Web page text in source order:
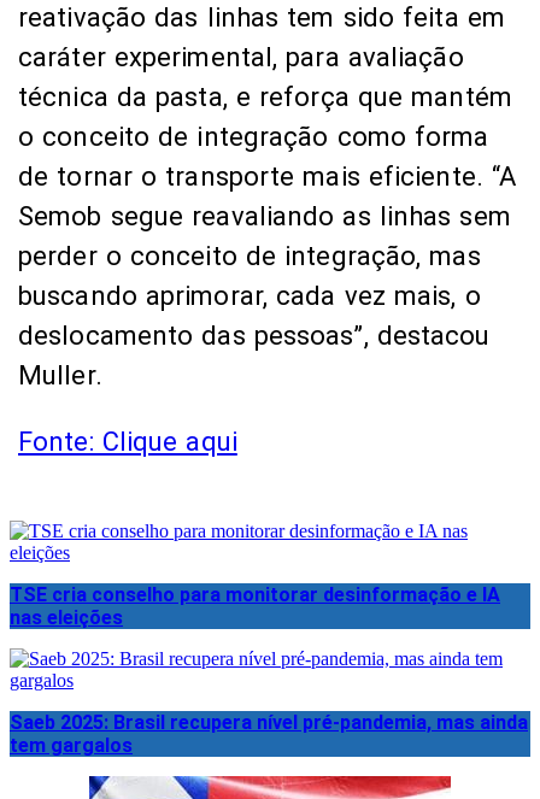
reativação das linhas tem sido feita em
caráter experimental, para avaliação
técnica da pasta, e reforça que mantém
o conceito de integração como forma
de tornar o transporte mais eficiente. “A
Semob segue reavaliando as linhas sem
perder o conceito de integração, mas
buscando aprimorar, cada vez mais, o
deslocamento das pessoas”, destacou
Muller.
Fonte: Clique aqui
TSE cria conselho para monitorar desinformação e IA
nas eleições
Saeb 2025: Brasil recupera nível pré-pandemia, mas ainda
tem gargalos